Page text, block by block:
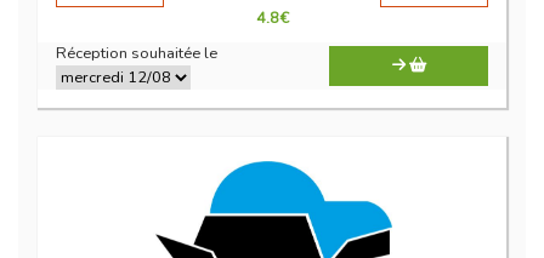
4.8€
Réception souhaitée le